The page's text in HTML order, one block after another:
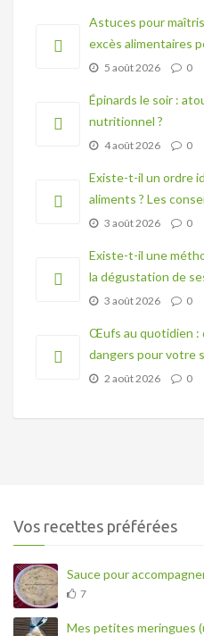
Astuces pour
excès alimentaires
5 août 2026 0
Épinards le soir :
nutritionnel ?
4 août 2026 0
Existe-t-il un ordre
aliments ? Les
3 août 2026 0
Existe-t-il une
la dégustation de
3 août 2026 0
Œufs au quotidien :
dangers pour votre
2 août 2026 0
Vos recettes préférées
Sauce pour
7
Mes petites meringues